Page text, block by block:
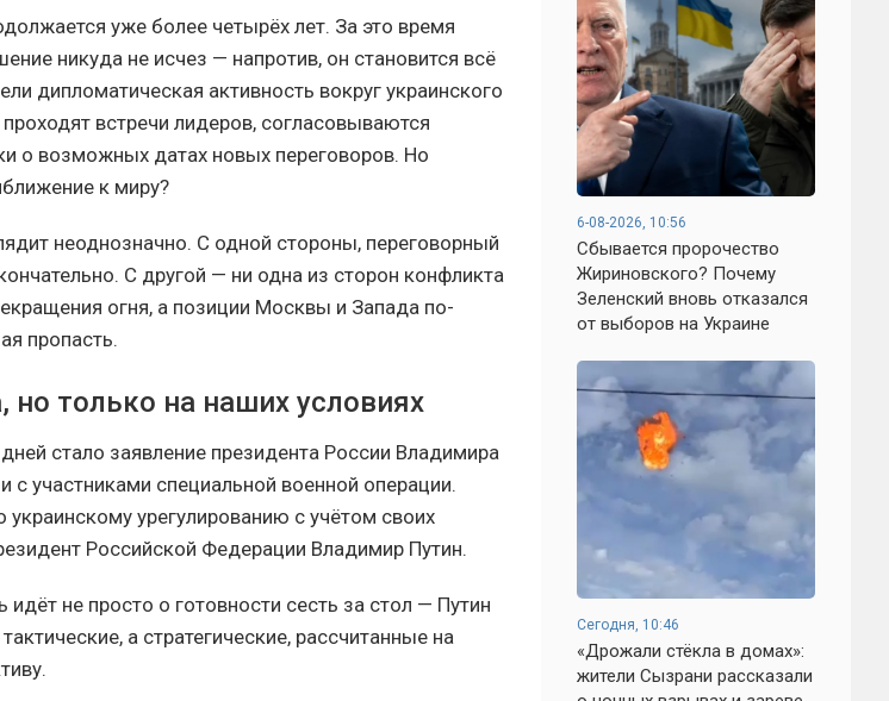
уже более четырёх лет. За это время
никуда не исчез — напротив, он становится всё
дипломатическая активность вокруг украинского
встречи лидеров, согласовываются
о возможных датах новых переговоров. Но
к миру?
неоднозначно. С одной стороны, переговорный
С другой — ни одна из сторон конфликта
огня, а позиции Москвы и Запада по-
пропасть.
но только на наших условиях
стало заявление президента России Владимира
с участниками специальной военной операции.
украинскому урегулированию с учётом своих
Российской Федерации Владимир Путин.
не просто о готовности сесть за стол — Путин
а стратегические, рассчитанные на
6-08-2026, 10:56
Сбывается пророчество
Жириновского? Почему
Зеленский вновь отказался
от выборов на Украине
Сегодня, 10:46
«Дрожали стёкла в домах»:
жители Сызрани рассказали